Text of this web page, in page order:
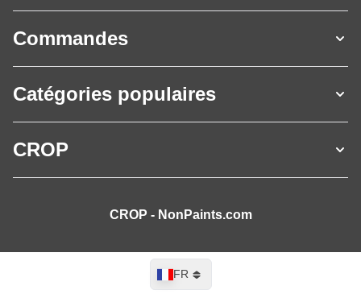
Commandes
Catégories populaires
CROP
CROP - NonPaints.com
Langue
FR